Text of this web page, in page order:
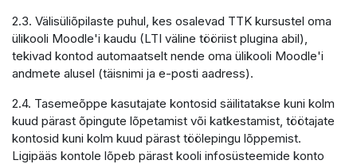
2.3. Välisüliõpilaste puhul, kes osalevad TTK kursustel oma
ülikooli Moodle'i kaudu (LTI väline tööriist plugina abil),
tekivad kontod automaatselt nende oma ülikooli Moodle'i
andmete alusel (täisnimi ja e-posti aadress).
2.4. Tasemeõppe kasutajate kontosid säilitatakse kuni kolm
kuud pärast õpingute lõpetamist või katkestamist, töötajate
kontosid kuni kolm kuud pärast töölepingu lõppemist.
Ligipääs kontole lõpeb pärast kooli infosüsteemide konto